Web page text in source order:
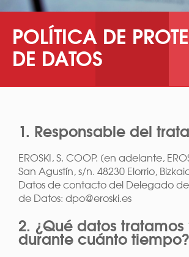
POLÍTICA DE
DE DATOS
1. Responsable del
EROSKI, S. COOP. (en adelante,
San Agustín, s/n. 48230 Elorrio,
Datos de contacto del Delegado
de Datos: dpo@eroski.es
2. ¿Qué datos tratamos
durante cuánto tiempo?